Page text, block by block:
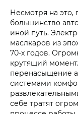
Несмотря на это,
большинство
иной путь.
маслкаров из
70-х годов.
крутящий
перенасыщение
системами
себе тратят